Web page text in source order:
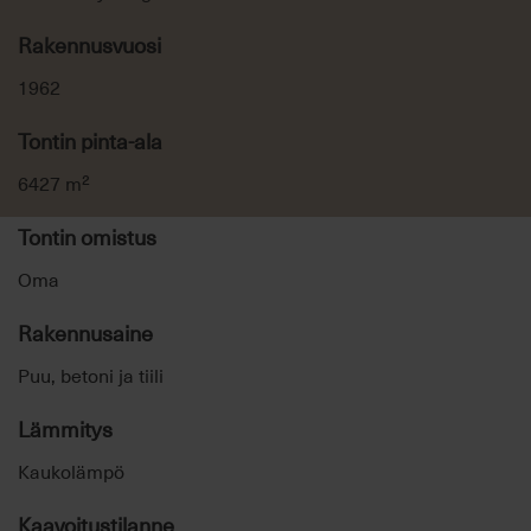
Rakennusvuosi
1962
Tontin pinta-ala
6427 m²
Tontin omistus
Oma
Rakennusaine
Puu, betoni ja tiili
Lämmitys
Kaukolämpö
Kaavoitustilanne